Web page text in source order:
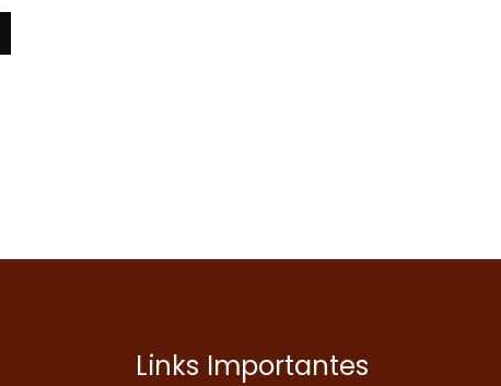
Links Importantes